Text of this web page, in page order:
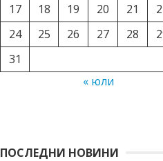
17
18 19 20 21
24
25 26 27 28
31
« юли
ПОСЛЕДНИ НОВИНИ